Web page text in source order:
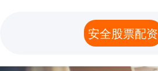
安全股票配资